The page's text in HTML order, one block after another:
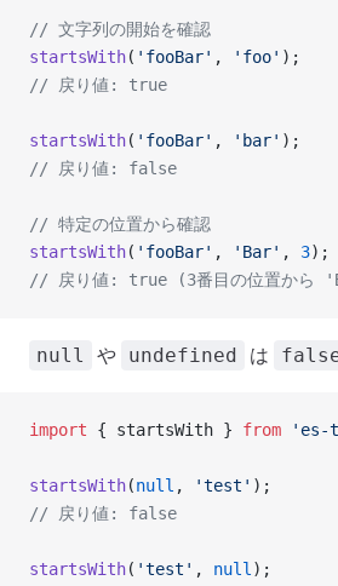
// 文字列の開始を確認
startsWith( 'fooBar' , 'foo' );
// 戻り値: true
startsWith( 'fooBar' , 'bar' );
// 戻り値: false
// 特定の位置から確認
startsWith( 'fooBar' , 'Bar' , 3);
// 戻り値: true (3番目の位置から
null や undefined は
import { startsWith } from 'es-
startsWith(null , 'test' );
// 戻り値: false
startsWith( 'test' , null );